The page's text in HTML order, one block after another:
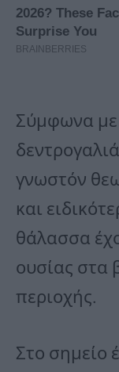
Σύμφωνα με
γνωστόν
και
θάλασσα
ουσίας στα
περιοχής.
Στο σημείο